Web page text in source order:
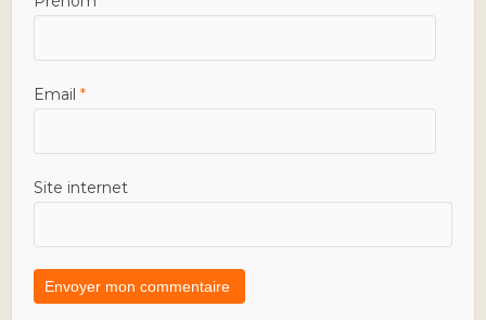
Email*
Site internet